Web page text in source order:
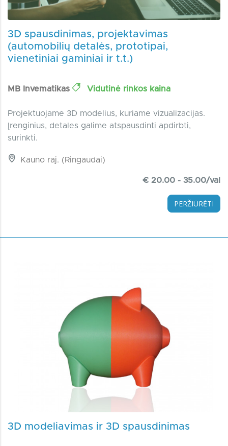
3D spausdinimas, projektavimas
(automobilių detalės, prototipai,
vienetiniai gaminiai ir t.t.)
MB Invematikas Vidutinė rinkos kaina
Projektuojame 3D modelius, kuriame vizualizacijas.
Įrenginius, detales galime atspausdinti apdirbti,
surinkti.
Kauno raj. (Ringaudai)
€ 20.00 - 35.00/val
PERŽIŪRĖTI
3D modeliavimas ir 3D spausdinimas